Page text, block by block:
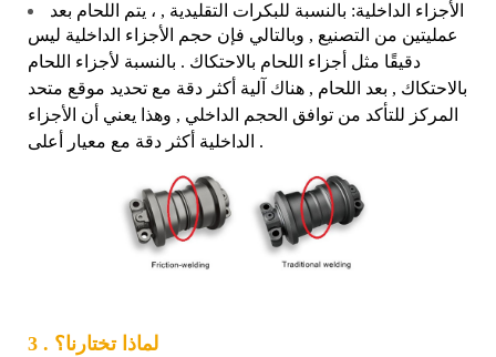
الأجزاء الداخلية: بالنسبة للبكرات التقليدية , ، يتم اللحام بعد
عمليتين من التصنيع , وبالتالي فإن حجم الأجزاء الداخلية ليس
دقيقًا مثل أجزاء اللحام بالاحتكاك . بالنسبة لأجزاء اللحام
بالاحتكاك , بعد اللحام , هناك آلية أكثر دقة مع تحديد موقع متحد
المركز للتأكد من توافق الحجم الداخلي , وهذا يعني أن الأجزاء
الداخلية أكثر دقة مع معيار أعلى .
3 . لماذا تختارنا؟